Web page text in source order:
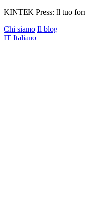
KINTEK Press: Il tuo
Chi siamo Il blog
IT Italiano